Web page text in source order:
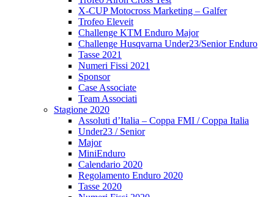
X-CUP Motocross Marketing – Galfer
Trofeo Eleveit
Challenge KTM Enduro Major
Challenge Husqvarna Under23/Senior Enduro
Tasse 2021
Numeri Fissi 2021
Sponsor
Case Associate
Team Associati
Stagione 2020
Assoluti d’Italia – Coppa FMI / Coppa Italia
Under23 / Senior
Major
MiniEnduro
Calendario 2020
Regolamento Enduro 2020
Tasse 2020